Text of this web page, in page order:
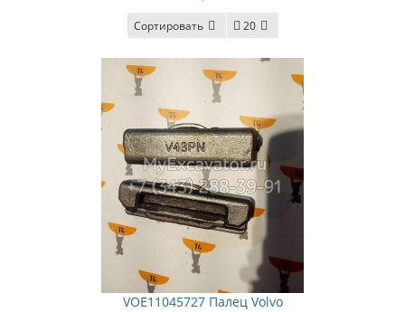
Сортировать 20
VOE11045727 Палец Volvo